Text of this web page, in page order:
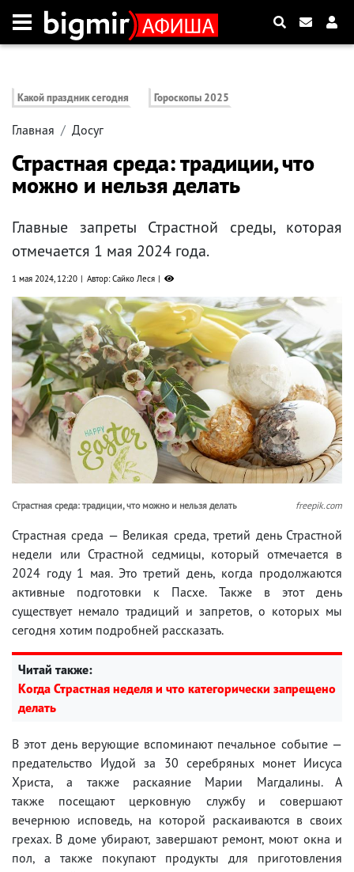
Какой праздник сегодня Гороскопы 2025
Главная Досуг
Страстная среда: традиции, что
можно и нельзя делать
Главные запреты Страстной среды, которая
отмечается 1 мая 2024 года.
1 мая 2024, 12:20 Автор: Сайко Леся
Страстная среда: традиции, что можно и нельзя делать freepik.com
Страстная среда — Великая среда, третий день Страстной
недели или Страстной седмицы, который отмечается в
2024 году 1 мая. Это третий день, когда продолжаются
активные подготовки к Пасхе. Также в этот день
существует немало традиций и запретов, о которых мы
сегодня хотим подробней рассказать.
Читай также:
Когда Страстная неделя и что категорически запрещено
делать
В этот день верующие вспоминают печальное событие —
предательство Иудой за 30 серебряных монет Иисуса
Христа, а также раскаяние Марии Магдалины. А
также посещают церковную службу и совершают
вечернюю исповедь, на которой раскаиваются в своих
грехах. В доме убирают, завершают ремонт, моют окна и
пол, а также покупают продукты для приготовления